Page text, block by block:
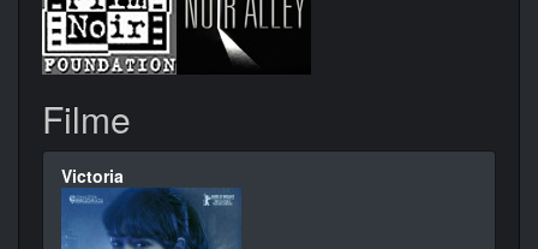
Filme
Victoria